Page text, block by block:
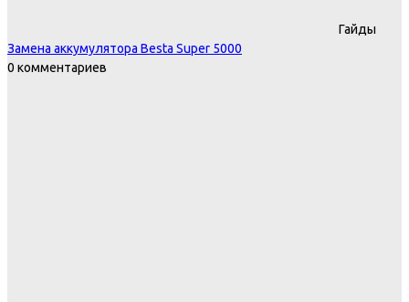
Гайды
Замена аккумулятора Besta Super 5000
0 комментариев